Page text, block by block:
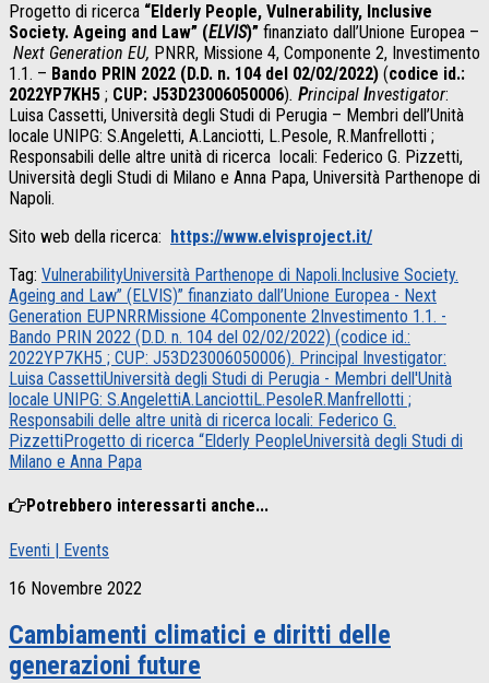
Progetto di ricerca “Elderly People, Vulnerability, Inclusive
Society. Ageing and Law” (ELVIS)” finanziato dall’Unione Europea –
Next Generation EU, PNRR, Missione 4, Componente 2, Investimento
1.1. – Bando PRIN 2022 (D.D. n. 104 del 02/02/2022) (codice id.:
2022YP7KH5 ; CUP: J53D23006050006). Principal Investigator:
Luisa Cassetti, Università degli Studi di Perugia – Membri dell’Unità
locale UNIPG: S.Angeletti, A.Lanciotti, L.Pesole, R.Manfrellotti ;
Responsabili delle altre unità di ricerca locali: Federico G. Pizzetti,
Università degli Studi di Milano e Anna Papa, Università Parthenope di
Napoli.
Sito web della ricerca: https://www.elvisproject.it/
Tag: VulnerabilityUniversità Parthenope di Napoli.Inclusive Society.
Ageing and Law” (ELVIS)” finanziato dall’Unione Europea - Next
Generation EUPNRRMissione 4Componente 2Investimento 1.1. -
Bando PRIN 2022 (D.D. n. 104 del 02/02/2022) (codice id.:
2022YP7KH5 ; CUP: J53D23006050006). Principal Investigator:
Luisa CassettiUniversità degli Studi di Perugia - Membri dell'Unità
locale UNIPG: S.AngelettiA.LanciottiL.PesoleR.Manfrellotti ;
Responsabili delle altre unità di ricerca locali: Federico G.
PizzettiProgetto di ricerca “Elderly PeopleUniversità degli Studi di
Milano e Anna Papa
Potrebbero interessarti anche...
Eventi | Events
16 Novembre 2022
Cambiamenti climatici e diritti delle
generazioni future